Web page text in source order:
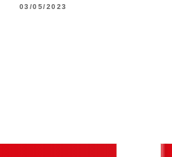
03/05/2023